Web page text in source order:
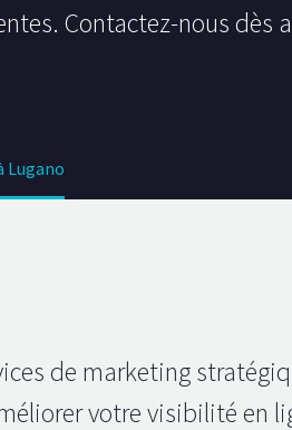
Contactez-nous dès
Lugano
de marketing
votre visibilité en